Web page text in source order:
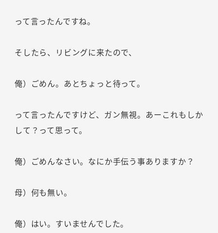
って言ったんですね。
そしたら、リビングに来たので、
俺）ごめん。あとちょっと待って。
って言ったんですけど、ガン無視。あーこれもしか
して？って思って。
俺）ごめんなさい。なにか手伝う事ありますか？
母）何も無い。
俺）はい。すいませんでした。